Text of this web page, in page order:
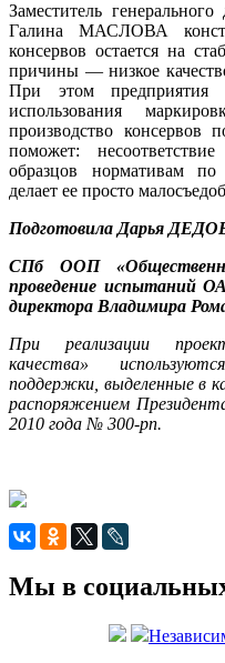
Заместитель
Галина МАСЛОВА
консервов остается на
причины — низкое
При этом предприятия
использования
производство
поможет:
образцов нормативам по
делает ее просто
Подготовила Дарья
СПб ООП
проведение испытаний
директора Владимира
При реализации
качества»
поддержки, выделенные в
распоряжением
2010 года № 300-рп.
Мы в